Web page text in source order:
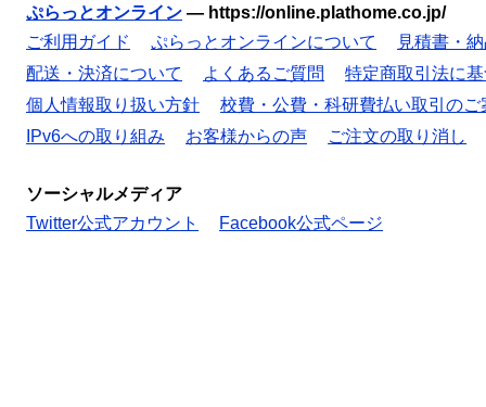
ぷらっとオンライン — https://online.plathome.co.jp/
ご利用ガイド
ぷらっとオンラインについて
見積書・
配送・決済について
よくあるご質問
特定商取引法に
個人情報取り扱い方針
校費・公費・科研費払い取引のご
IPv6への取り組み
お客様からの声 ご注文の取り消し
ソーシャルメディア
Twitter公式アカウント
Facebook公式ページ